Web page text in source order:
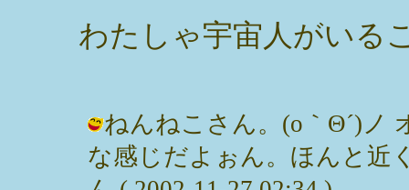
わたしゃ宇宙人がいる
ねんねこさん。(o｀Θ´)ノ
な感じだよぉん。ほんと近